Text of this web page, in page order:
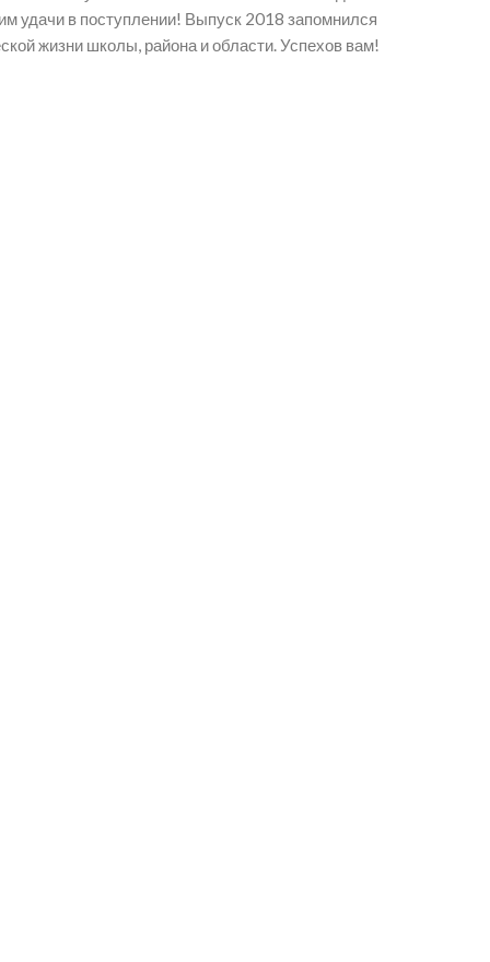
удачи в поступлении! Выпуск 2018 запомнился
жизни школы, района и области. Успехов вам!